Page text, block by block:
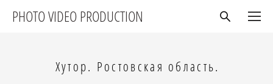
PHOTO VIDEO PRODUCTION
Хутор. Ростовская область.